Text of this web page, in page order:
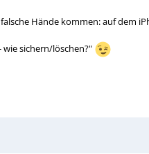
Hände kommen: auf dem
wie sichern/löschen?"